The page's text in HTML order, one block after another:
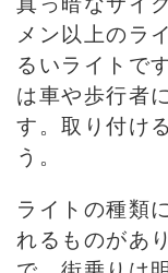
メン以上のラ
るいライトで
は車や歩行者
す。取り付け
う。
ライトの種類
れるものがあ